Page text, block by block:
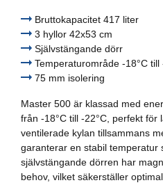
Grill- och stekbordstillbehör
Kaffetillbehör
Kantiner & lock
Kyl- och frysskåpstillbehör
Mjukglassmaskinstillbehör
Ostpumpstillbehör
Bruttokapacitet 417 liter
3 hyllor 42x53 cm
Självstängande dörr
Temperaturområde -18°C till
75 mm isolering
Master 500 är klassad med
från -18°C till -22°C, perfekt för
ventilerade kylan tillsammans
garanterar en stabil temperatur
självstängande dörren har
behov, vilket säkerställer